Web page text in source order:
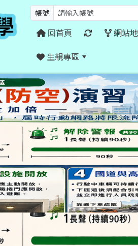
帳號
回首頁 網站
生親專區